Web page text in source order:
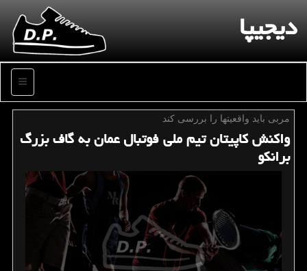
دیجیپا
منو
مربی باید واقعیتها را بررسی كند
واكنش كاپیتان تیم ملی فوتبال عمان به گاف بزرگ
برانكو